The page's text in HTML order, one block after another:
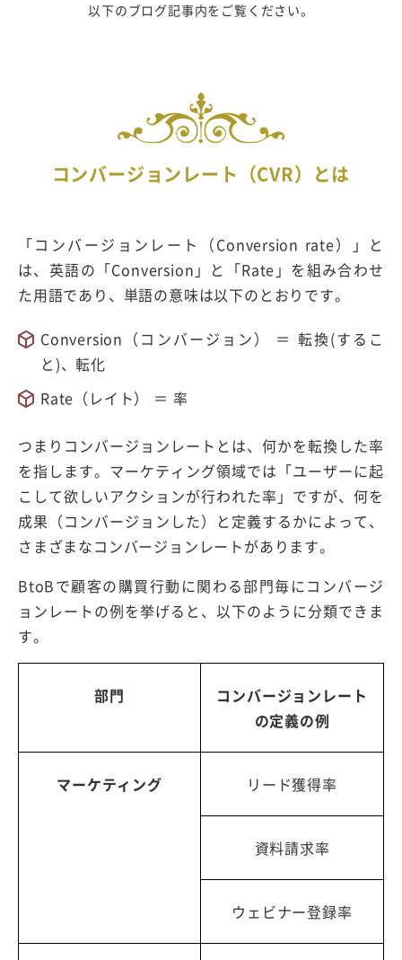
以下のブログ記事内をご覧ください。
コンバージョンレート（CVR）とは
「コンバージョンレート（Conversion rate）」と
は、英語の「Conversion」と「Rate」を組み合わせ
た用語であり、単語の意味は以下のとおりです。
Conversion（コンバージョン） ＝ 転換(するこ
と)、転化
Rate（レイト） ＝ 率
つまりコンバージョンレートとは、何かを転換した率
を指します。マーケティング領域では「ユーザーに起
こして欲しいアクションが行われた率」ですが、何を
成果（コンバージョンした）と定義するかによって、
さまざまなコンバージョンレートがあります。
BtoBで顧客の購買行動に関わる部門毎にコンバージ
ョンレートの例を挙げると、以下のように分類できま
す。
部門
コンバージョンレート
の定義の例
マーケティング リード獲得率
資料請求率
ウェビナー登録率